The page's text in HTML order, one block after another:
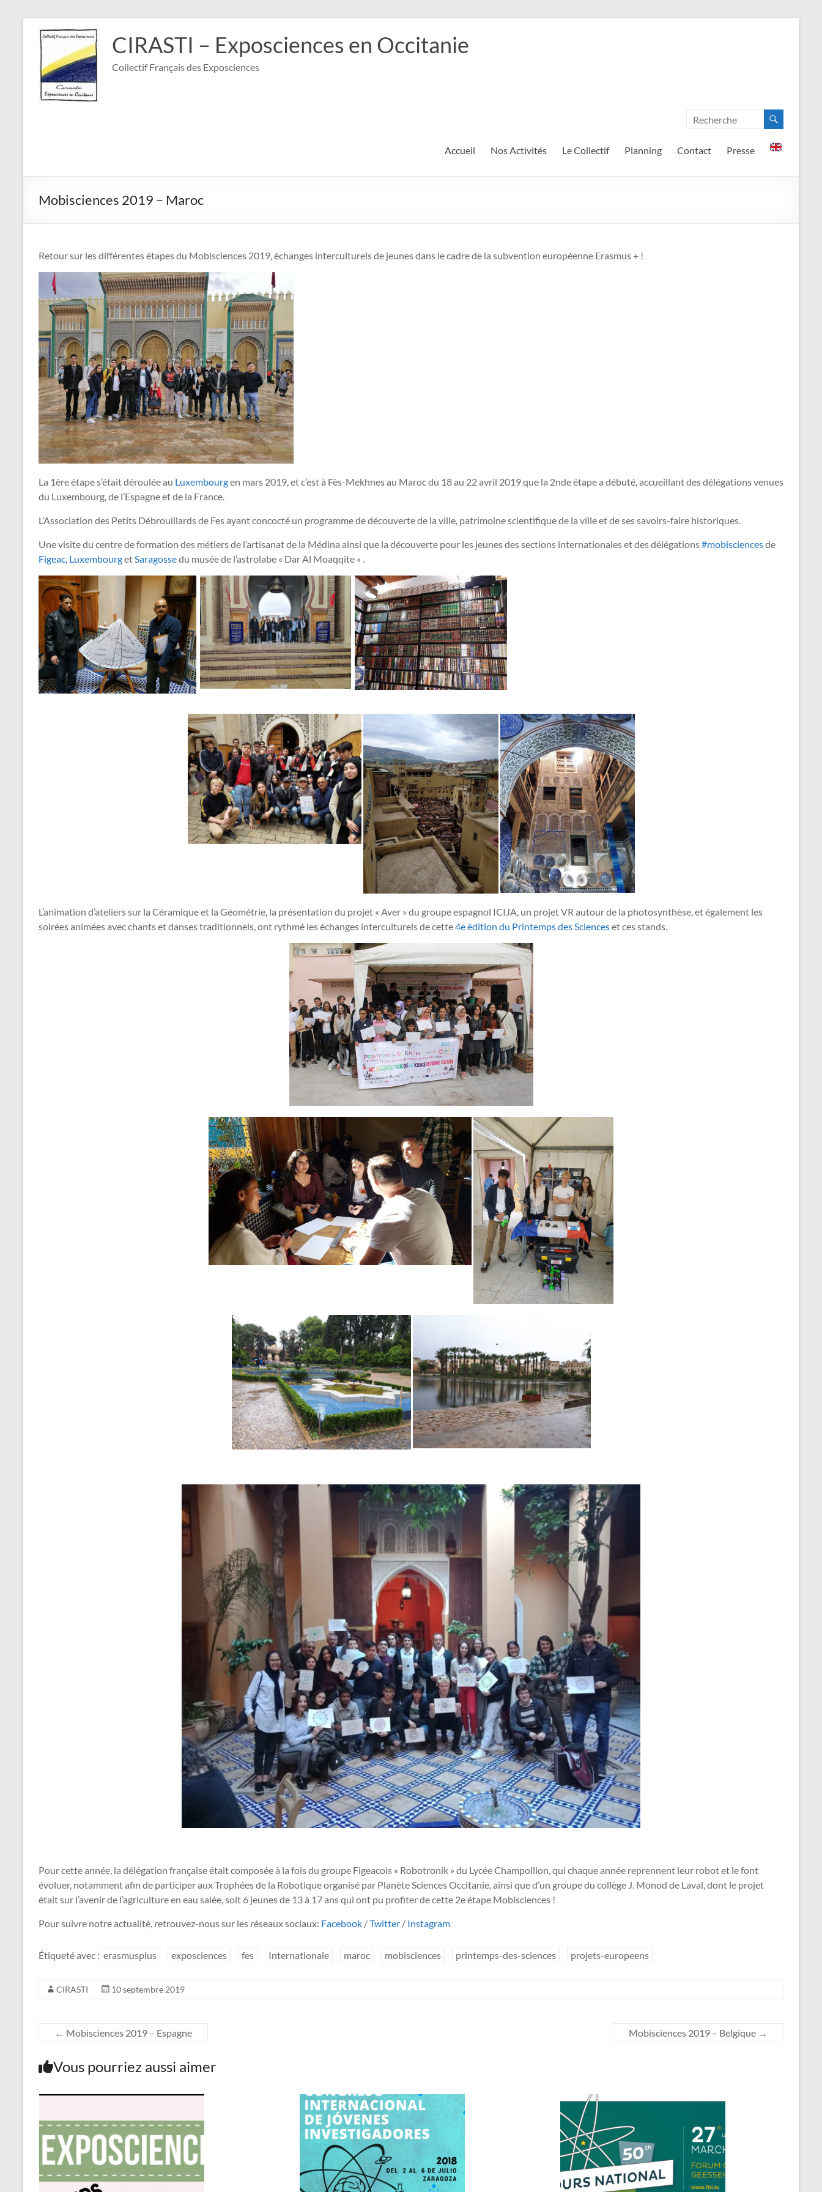
contenu
CIRASTI – Exposciences en Occitanie
Collectif Français des Exposciences
Accueil Nos Activités Le Collectif Planning Contact Presse
Mobisciences 2019 – Maroc
Retour sur les différentes étapes du Mobisciences 2019, échanges interculturels de jeunes dans le cadre de la subvention européenne Erasmus + !
La 1ère étape s’était déroulée au Luxembourgen mars 2019, et c’est à Fès-Mekhnes au Maroc du 18 au 22 avril 2019 que la 2nde étape a débuté, accueillant des délégations venues
du Luxembourg, de l’Espagne et de la France.
L’Association des Petits Débrouillards de Fes ayant concocté un programme de découverte de la ville, patrimoine scientifique de la ville et de ses savoirs-faire historiques.
Une visite du centre de formation des métiers de l’artisanat de la Médina ainsi que la découverte pour les jeunes des sections internationales et des délégations#mobisciencesde
Figeac, LuxembourgetSaragossedu musée de l’astrolabe « Dar Al Moaqqite « .
L’animation d’ateliers sur la Céramique et la Géométrie, la présentation du projet « Aver » du groupe espagnol ICIJA, un projet VR autour de la photosynthèse, et également les
soirées animées avec chants et danses traditionnels, ont rythmé les échanges interculturels de cette4e édition du Printemps des Scienceset ces stands.
Pour cette année, la délégation française était composée à la fois du groupe Figeacois « Robotronik » du Lycée Champollion, qui chaque année reprennent leur robot et le font
évoluer, notamment afin de participer aux Trophées de la Robotique organisé par Planète Sciences Occitanie, ainsi que d’un groupe du collège J. Monod de Laval, dont le projet
était sur l’avenir de l’agriculture en eau salée, soit 6 jeunes de 13 à 17 ans qui ont pu profiter de cette 2e étape Mobisciences !
Pour suivre notre actualité, retrouvez-nous sur les réseaux sociaux: Facebook /Twitter / Instagram
Étiqueté avec : erasmusplus exposciences fes Internationale maroc mobisciences printemps-des-sciences projets-europeens
CIRASTI 10 septembre 2019
← Mobisciences 2019 – Espagne Mobisciences 2019 – Belgique →
Vous pourriez aussi aimer